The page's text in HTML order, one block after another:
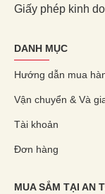
Giấy phép kinh
DANH MỤC
Hướng dẫn mua
Vận chuyển & Và
Tài khoản
Đơn hàng
MUA SẮM TẠI AN